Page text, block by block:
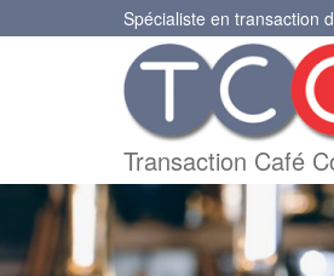
Spécialiste en transaction
Transaction Café